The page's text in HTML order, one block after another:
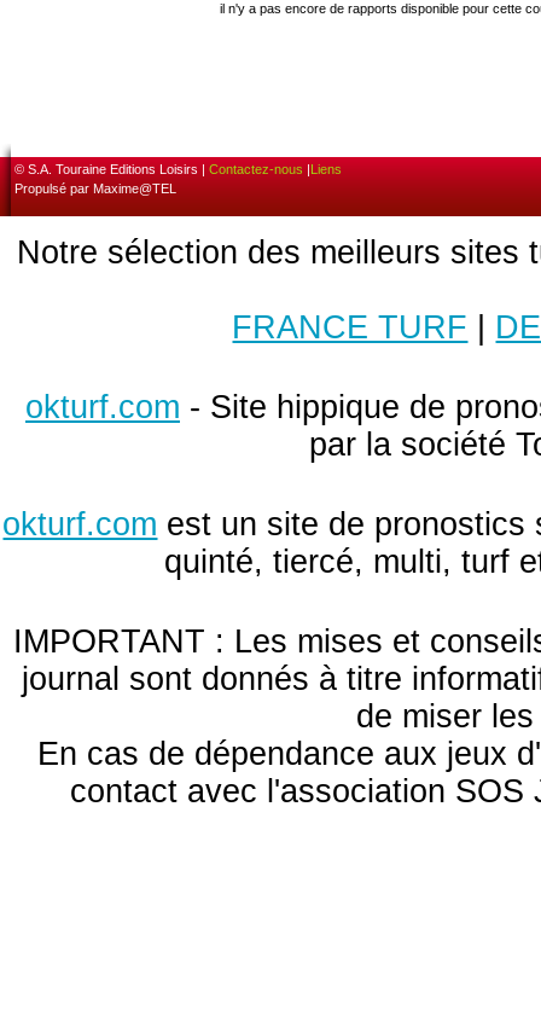
il n'y a pas encore de rapports disponible pour cette
© S.A. Touraine Editions Loisirs | Contactez-nous |Liens
Propulsé par Maxime@TEL
Notre sélection des meilleurs sites
FRANCE TURF
okturf.com - Site hippique de
par la société
okturf.com est un site de pronostics
quinté, tiercé, multi, turf
IMPORTANT : Les mises et
journal sont donnés à titre
de miser
En cas de dépendance aux jeux
contact avec l'association